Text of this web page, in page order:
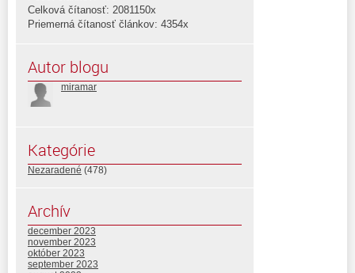
Celková čítanosť: 2081150x
Priemerná čítanosť článkov: 4354x
Autor blogu
miramar
Kategórie
Nezaradené (478)
Archív
december 2023
november 2023
október 2023
september 2023